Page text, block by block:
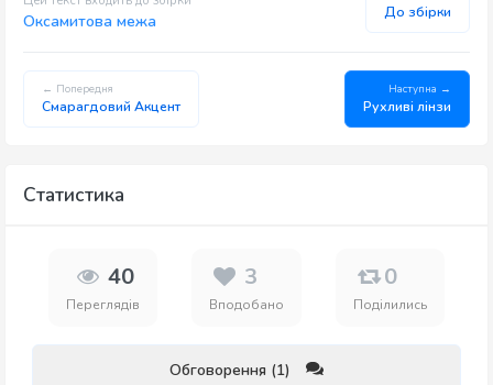
Оксамитова межа До збірки
← Попередня
Смарагдовий Акцент
Наступна →
Рухливі лінзи
Статистика
40
Переглядів
3
Вподобано
0
Поділились
Обговорення (1)